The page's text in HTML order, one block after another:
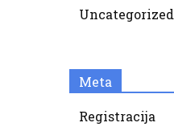
Uncategorized
Meta
Registracija